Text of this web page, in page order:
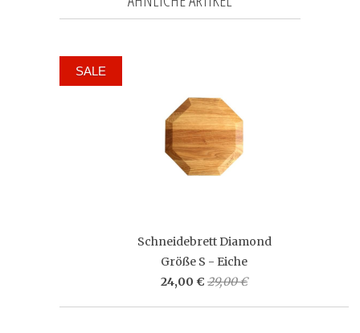
Schneidebrett Diamond
Größe S - Eiche
24,00 € 29,00 €
SALE